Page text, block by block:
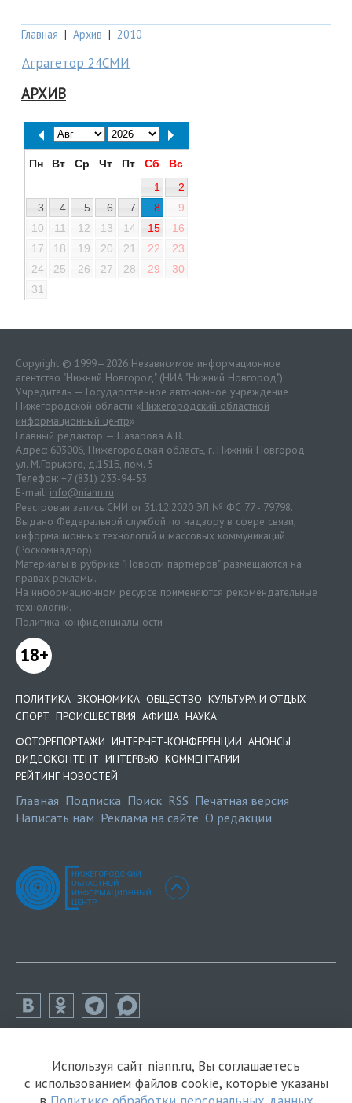
Главная | Архив | 2010
Аграгетор 24СМИ
АРХИВ
Пн Вт Ср Чт Пт Сб
Вс
1
2
3
4 5 6 7 8
9
10
11 12 13 14 15
16
17
18 19 20 21 22
23
24
25 26 27 28 29
30
31
Copyright © 1999—2026 Независимое информационное
агентство "Нижний Новгород" (НИА "Нижний Новгород")
Учредитель — Государственное автономное учреждение
Нижегородской области «Нижегородский областной
информационный центр»
Главный редактор — Назарова А.В.
Адрес: 603006, Нижегородская область, г. Нижний Новгород.
ул. М.Горького, д.151Б, пом. 5
Телефон: +7 (831) 233-94-53
E-mail: info@niann.ru
Реестровая запись СМИ от 31.12.2020 ЭЛ № ФС 77 - 79798.
Выдано Федеральной службой по надзору в сфере связи,
информационных технологий и массовых коммуникаций
(Роскомнадзор).
Материалы в рубрике "Новости партнеров" размещаются на
правах рекламы.
На информационном ресурсе применяются рекомендательные
технологии.
Политика конфиденциальности
18+
ПОЛИТИКА ЭКОНОМИКА ОБЩЕСТВО КУЛЬТУРА И ОТДЫХ
СПОРТ ПРОИСШЕСТВИЯ АФИША НАУКА
ФОТОРЕПОРТАЖИ ИНТЕРНЕТ-КОНФЕРЕНЦИИ АНОНСЫ
ВИДЕОКОНТЕНТ ИНТЕРВЬЮ КОММЕНТАРИИ
РЕЙТИНГ НОВОСТЕЙ
Главная Подписка Поиск RSS Печатная версия
Написать нам Реклама на сайте О редакции
Используя сайт niann.ru, Вы соглашаетесь
с использованием файлов cookie, которые указаны